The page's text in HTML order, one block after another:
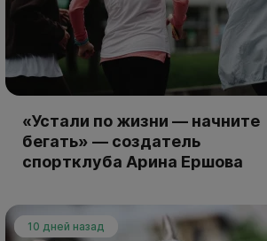
«Устали по жизни — начните
бегать» — создатель
спортклуба Арина Ершова
10 дней назад